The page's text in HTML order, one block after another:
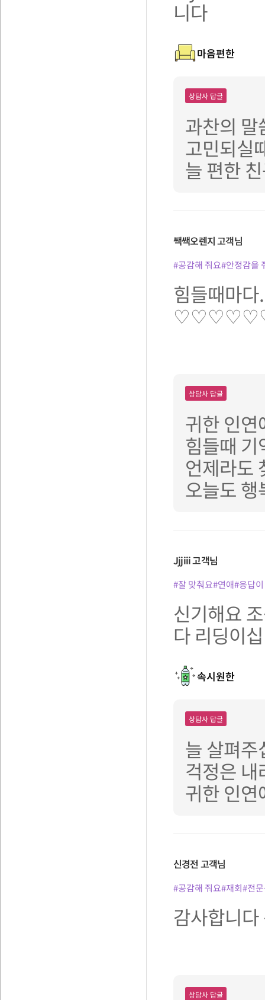
니다
마음편한
상담사 답글
과찬의
고민되실
늘 편한
쌕쌕오렌지고객님
#공감해 줘요#안정감을
힘들때마
상담사 답글
귀한 인
힘들때
언제라도
오늘도
Jjjiii고객님
#잘 맞춰요#연애#응답
신기해요
다 리딩이
속시원한
상담사 답글
늘 살펴
걱정은
귀한 인
신경전고객님
#공감해 줘요#재회#전
감사합니
상담사 답글